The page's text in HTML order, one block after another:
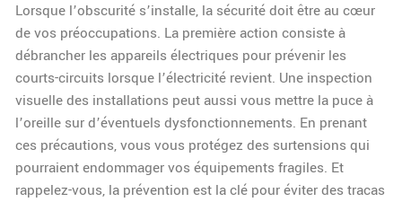
Lorsque l’obscurité s’installe, la sécurité doit être au cœur
de vos préoccupations. La première action consiste à
débrancher les appareils électriques pour prévenir les
courts-circuits lorsque l’électricité revient. Une inspection
visuelle des installations peut aussi vous mettre la puce à
l’oreille sur d’éventuels dysfonctionnements. En prenant
ces précautions, vous vous protégez des surtensions qui
pourraient endommager vos équipements fragiles. Et
rappelez-vous, la prévention est la clé pour éviter des tracas